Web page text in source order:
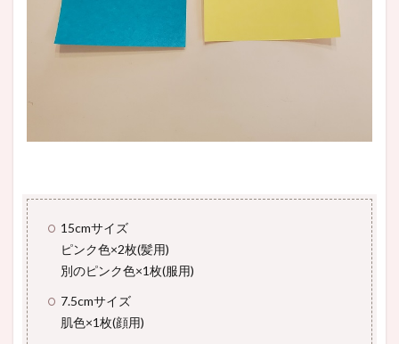
15cmサイズ
ピンク色×2枚(髪用)
別のピンク色×1枚(服用)
7.5cmサイズ
肌色×1枚(顔用)